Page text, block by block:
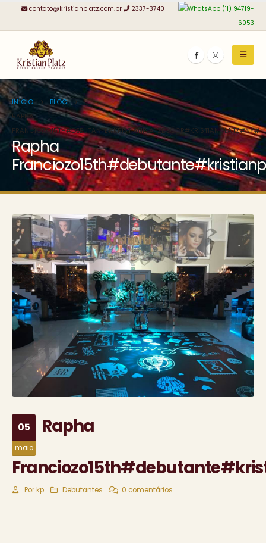
contato@kristianplatz.com.br 2337-3740
(11) 94719-
6053
INÍCIO
BLOG
RAPHA
FRANCIOZO15TH#DEBUTANTE#KRISTIANPLATZDECOR#KRISTIANOLATZ#NY#
Rapha
05
maio
Rapha
Por kp Debutantes 0 comentários